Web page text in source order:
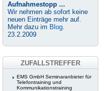
Aufnahmestopp ...
Wir nehmen ab sofort keine
neuen Einträge mehr auf.
Mehr dazu im Blog.
23.2.2009
ZUFALLSTREFFER
EMS GmbH Seminaranbieter für
Telefontraining und
Kommunikationstraining